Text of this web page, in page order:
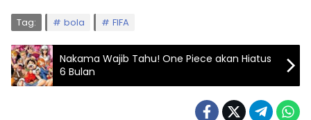
Tag: bola FIFA
Nakama Wajib Tahu! One Piece akan Hiatus
6 Bulan